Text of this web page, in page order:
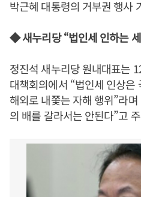
박근혜 대통령의 거부권 행사
◆ 새누리당 “법인세 인하는
정진석 새누리당 원내대표는
대책회의에서 “법인세 인상
해외로 내쫓는 자해 행위”라
의 배를 갈라서는 안된다”고